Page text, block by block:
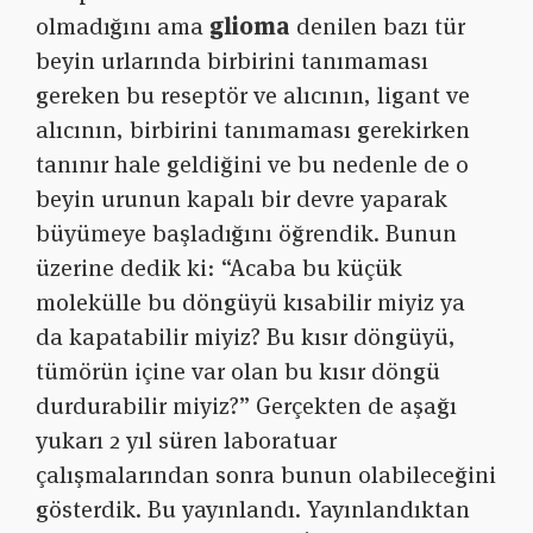
olmadığını ama glioma denilen bazı tür
beyin urlarında birbirini tanımaması
gereken bu reseptör ve alıcının, ligant ve
alıcının, birbirini tanımaması gerekirken
tanınır hale geldiğini ve bu nedenle de o
beyin urunun kapalı bir devre yaparak
büyümeye başladığını öğrendik. Bunun
üzerine dedik ki: “Acaba bu küçük
molekülle bu döngüyü kısabilir miyiz ya
da kapatabilir miyiz? Bu kısır döngüyü,
tümörün içine var olan bu kısır döngü
durdurabilir miyiz?” Gerçekten de aşağı
yukarı 2 yıl süren laboratuar
çalışmalarından sonra bunun olabileceğini
gösterdik. Bu yayınlandı. Yayınlandıktan